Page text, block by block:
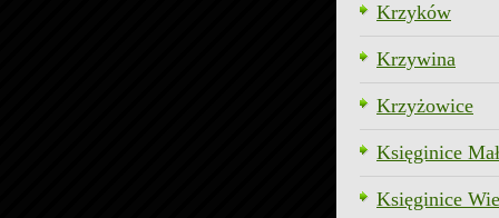
Krzyków
Krzywina
Krzyżowice
Księginice
Księginice